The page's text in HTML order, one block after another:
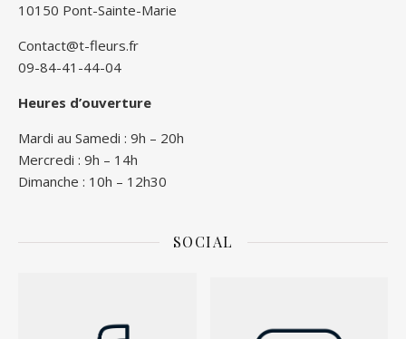
10150 Pont-Sainte-Marie
Contact@t-fleurs.fr
09-84-41-44-04
Heures d’ouverture
Mardi au Samedi : 9h – 20h
Mercredi : 9h – 14h
Dimanche : 10h – 12h30
SOCIAL